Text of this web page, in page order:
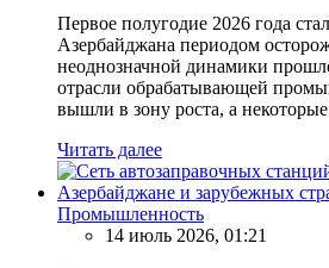
Первое полугодие 2026 года
Азербайджана периодом
неоднозначной динамики
отрасли обрабатывающей
вышли в зону роста, а
Читать далее
Промышленность
14 июль 2026, 01:21